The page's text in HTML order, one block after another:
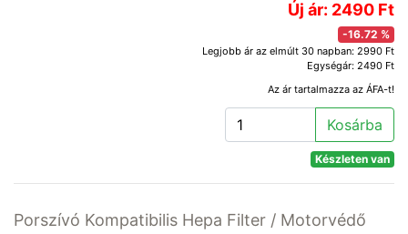
Új ár: 2490 Ft
-16.72 %
Legjobb ár az elmúlt 30 napban: 2990 Ft
Egységár: 2490 Ft
Az ár tartalmazza az ÁFA-t!
Kosárba
Készleten van
Porszívó Kompatibilis Hepa Filter / Motorvédő